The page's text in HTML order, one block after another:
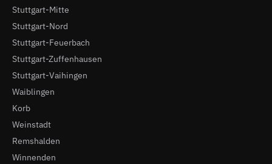
Stuttgart-Mitte
Stuttgart-Nord
Stuttgart-Feuerbach
Stuttgart-Zuffenhausen
Stuttgart-Vaihingen
Waiblingen
Korb
Weinstadt
Remshalden
Winnenden